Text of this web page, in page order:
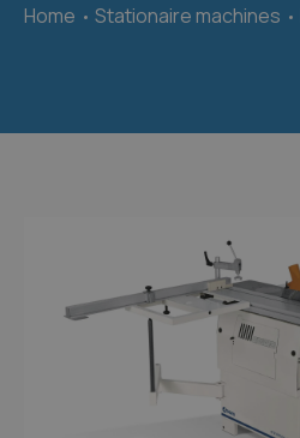
Home Stationaire machines